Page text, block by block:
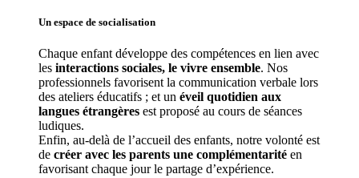
Un espace de socialisation
Chaque enfant développe des compétences en lien avec
les interactions sociales, le vivre ensemble. Nos
professionnels favorisent la communication verbale lors
des ateliers éducatifs ; et un éveil quotidien aux
langues étrangères est proposé au cours de séances
ludiques.
Enfin, au-delà de l’accueil des enfants, notre volonté est
de créer avec les parents une complémentarité en
favorisant chaque jour le partage d’expérience.